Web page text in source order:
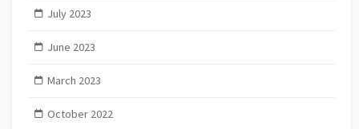
July 2023
June 2023
March 2023
October 2022